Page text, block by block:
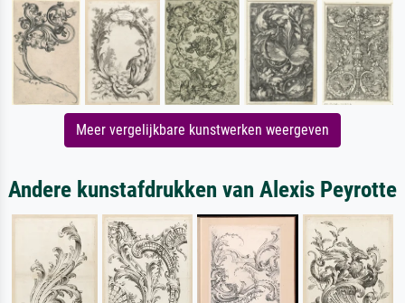
Meer vergelijkbare kunstwerken weergeven
Andere kunstafdrukken van Alexis Peyrotte